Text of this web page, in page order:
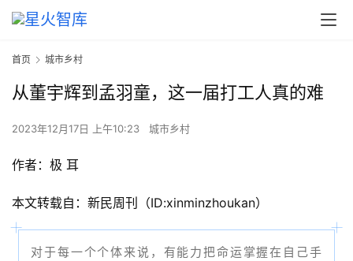
首页 城市乡村
从董宇辉到孟羽童，这一届打工人真的难
2023年12月17日 上午10:23 城市乡村
作者：极 耳
本文转载自：新民周刊（ID:xinminzhoukan）
对于每一个个体来说，有能力把命运掌握在自己手